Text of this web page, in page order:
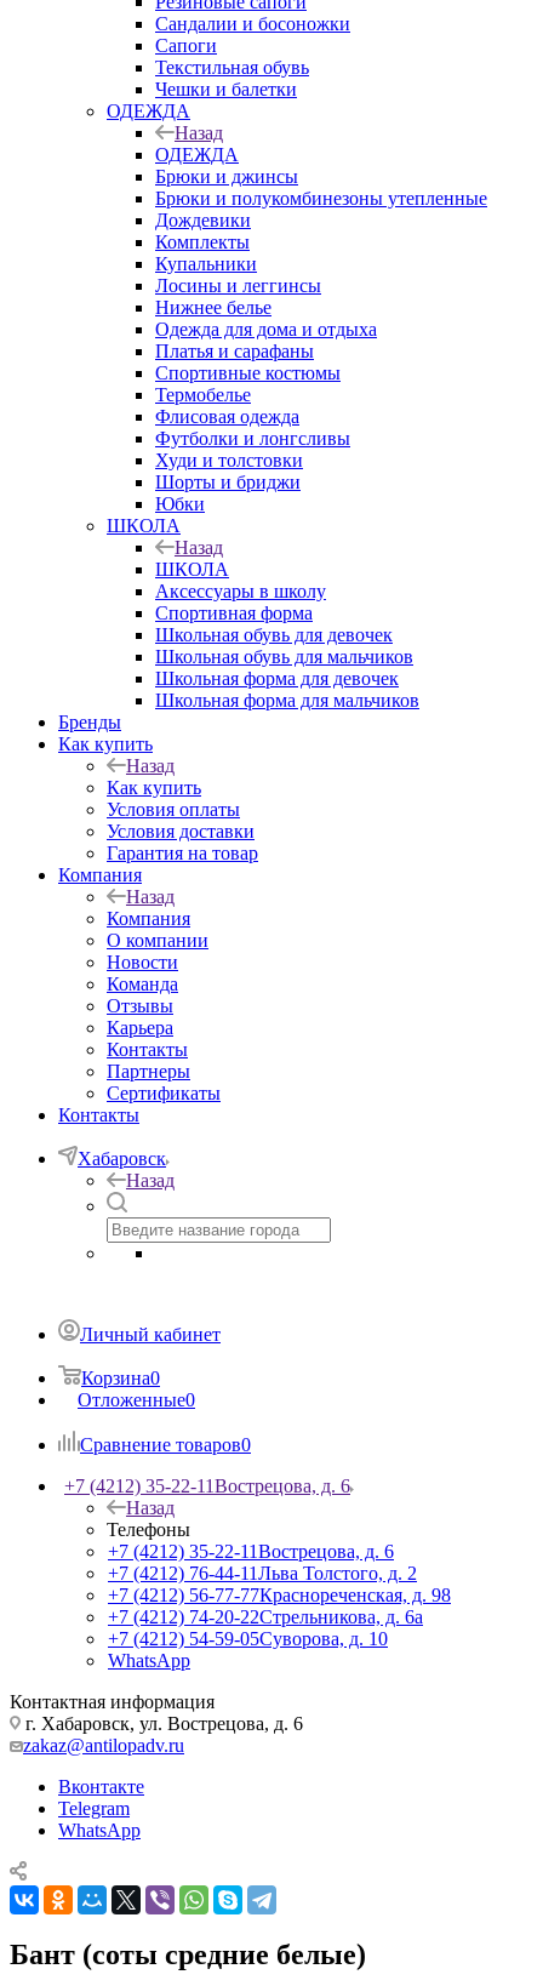
Сандалии и босоножки
Сапоги
Текстильная обувь
Чешки и балетки
ОДЕЖДА
Назад
ОДЕЖДА
Брюки и джинсы
Брюки и полукомбинезоны утепленные
Дождевики
Комплекты
Купальники
Лосины и леггинсы
Нижнее белье
Одежда для дома и отдыха
Платья и сарафаны
Спортивные костюмы
Термобелье
Флисовая одежда
Футболки и лонгсливы
Худи и толстовки
Шорты и бриджи
Юбки
ШКОЛА
Назад
ШКОЛА
Аксессуары в школу
Спортивная форма
Школьная обувь для девочек
Школьная обувь для мальчиков
Школьная форма для девочек
Школьная форма для мальчиков
Бренды
Как купить
Назад
Как купить
Условия оплаты
Условия доставки
Гарантия на товар
Компания
Назад
Компания
О компании
Новости
Команда
Отзывы
Карьера
Контакты
Партнеры
Сертификаты
Контакты
Хабаровск
Назад
Личный кабинет
Корзина0
Отложенные0
Сравнение товаров0
+7 (4212) 35-22-11Вострецова, д. 6
Назад
Телефоны
+7 (4212) 35-22-11Вострецова, д. 6
+7 (4212) 76-44-11Льва Толстого, д. 2
+7 (4212) 56-77-77Краснореченская, д. 98
+7 (4212) 74-20-22Стрельникова, д. 6а
+7 (4212) 54-59-05Суворова, д. 10
WhatsApp
Контактная информация
г. Хабаровск, ул. Вострецова, д. 6
zakaz@antilopadv.ru
Вконтакте
Telegram
WhatsApp
Бант (соты средние белые)